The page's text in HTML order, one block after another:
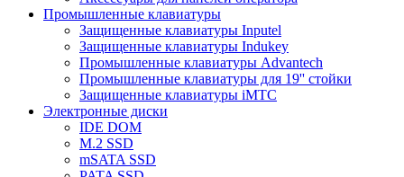
Промышленные клавиатуры
Защищенные клавиатуры Inputel
Защищенные клавиатуры Indukey
Промышленные клавиатуры Advantech
Промышленные клавиатуры для 19'' стойки
Защищенные клавиатуры iMTC
Электронные диски
IDE DOM
M.2 SSD
mSATA SSD